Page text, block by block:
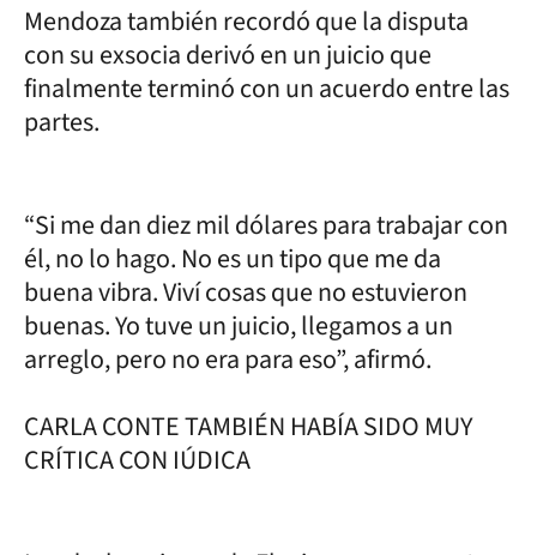
Mendoza también recordó que la disputa
con su exsocia derivó en un juicio que
finalmente terminó con un acuerdo entre las
partes.
“Si me dan diez mil dólares para trabajar con
él, no lo hago. No es un tipo que me da
buena vibra. Viví cosas que no estuvieron
buenas. Yo tuve un juicio, llegamos a un
arreglo, pero no era para eso”, afirmó.
CARLA CONTE TAMBIÉN HABÍA SIDO MUY
CRÍTICA CON IÚDICA